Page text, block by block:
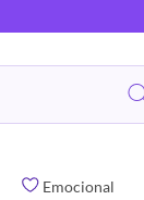
Emocional